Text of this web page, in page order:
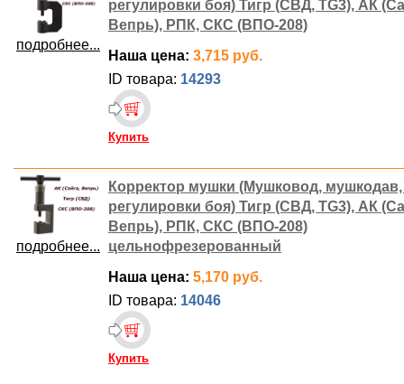
подробнее...
регулировки боя) Тигр (СВД, TG3), АК
Вепрь), РПК, СКС (ВПО-208)
Наша цена: 3,715 руб.
ID товара: 14293
Купить
подробнее...
Корректор мушки (Мушковод,
регулировки боя) Тигр (СВД, TG3), АК
Вепрь), РПК, СКС (ВПО-208)
цельнофрезерованный
Наша цена: 5,170 руб.
ID товара: 14046
Купить